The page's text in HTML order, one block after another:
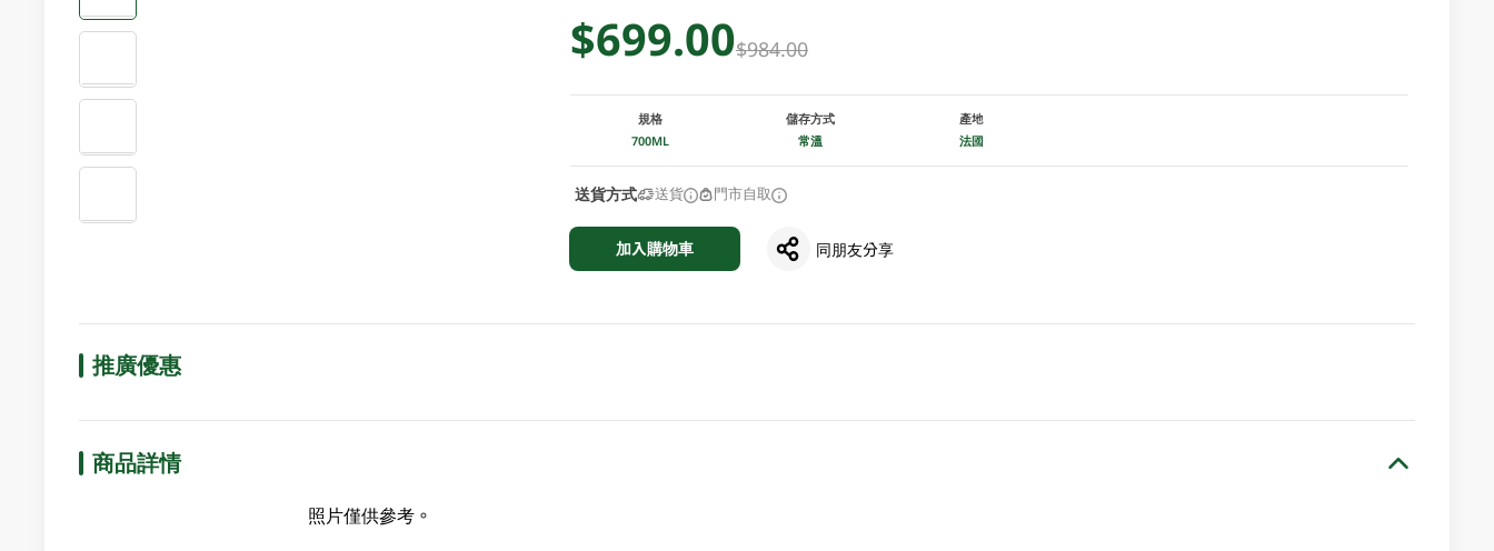
$699.00$984.00
規格
700ML
儲存方式
常溫
產地
法國
送貨方式 送貨 門市自取
加入購物車 同朋友分享
推廣優惠
商品詳情
照片僅供參考。